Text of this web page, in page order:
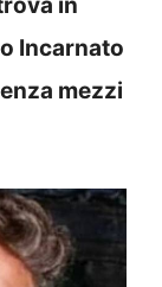
Incarnato
mezzi